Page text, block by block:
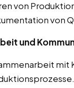
von
von
und
mit